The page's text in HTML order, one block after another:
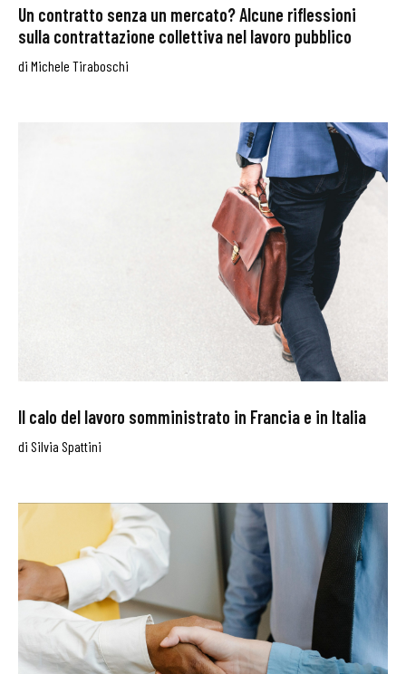
Un contratto senza un mercato? Alcune riflessioni
sulla contrattazione collettiva nel lavoro pubblico
di Michele Tiraboschi
Il calo del lavoro somministrato in Francia e in Italia
di Silvia Spattini